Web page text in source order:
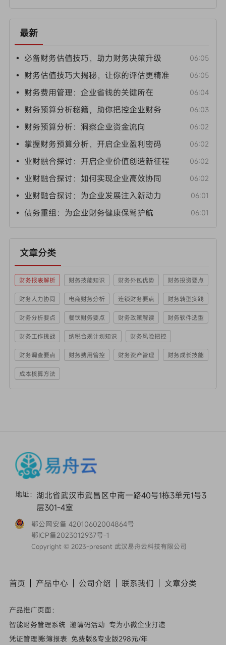
最新
• 必备财务估值技巧，助力财务决策升级 06:05
• 财务估值技巧大揭秘，让你的评估更精准 06:05
• 财务费用管理：企业省钱的关键所在 06:04
• 财务预算分析秘籍，助你把控企业财务 06:03
• 财务预算分析：洞察企业资金流向 06:02
• 掌握财务预算分析，开启企业盈利密码 06:02
• 业财融合探讨：开启企业价值创造新征程 06:02
• 业财融合探讨：如何实现企业高效协同 06:02
• 业财融合探讨：为企业发展注入新动力 06:01
• 债务重组：为企业财务健康保驾护航 06:01
文章分类
财务报表解析 财务技能知识 财务外包优势 财务投资要点
财务人力协同 电商财务分析 连锁财务要点 财务转型实践
财务分析要点 餐饮财务要点 财务政策解读 财务软件选型
财务工作挑战 纳税合规计划知识 财务风险把控
财务调查要点 财务费用管控 财务资产管理 财务成长技能
成本核算方法
地址： 湖北省武汉市武昌区中南一路40号1栋3单元1号3
层301-4室
鄂公网安备 42010602004864号
鄂ICP备2023012937号-1
Copyright © 2023-present 武汉易舟云科技有限公司
首页 产品中心 公司介绍 联系我们 文章分类
产品推广页面：
智能财务管理系统 邀请码活动 专为小微企业打造
凭证管理|账簿报表 免费版&专业版298元/年